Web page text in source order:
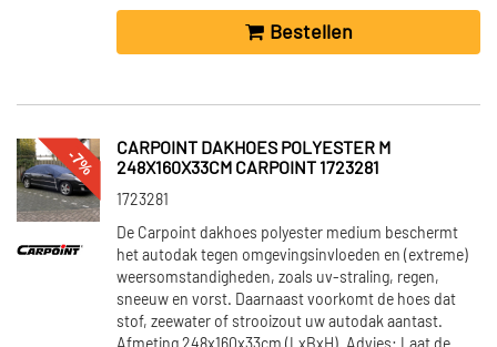
Bestellen
-7%
CARPOINT DAKHOES POLYESTER M
248X160X33CM CARPOINT 1723281
1723281
De Carpoint dakhoes polyester medium beschermt
het autodak tegen omgevingsinvloeden en (extreme)
weersomstandigheden, zoals uv-straling, regen,
sneeuw en vorst. Daarnaast voorkomt de hoes dat
stof, zeewater of strooizout uw autodak aantast.